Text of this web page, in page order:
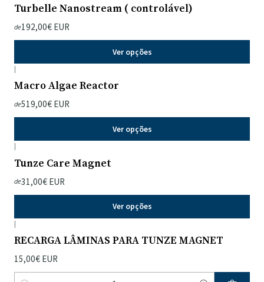
Turbelle Nanostream ( controlável)
de192,00€ EUR
Ver opções
|
Macro Algae Reactor
de519,00€ EUR
Ver opções
|
Tunze Care Magnet
de31,00€ EUR
Ver opções
|
RECARGA LÂMINAS PARA TUNZE MAGNET
15,00€ EUR